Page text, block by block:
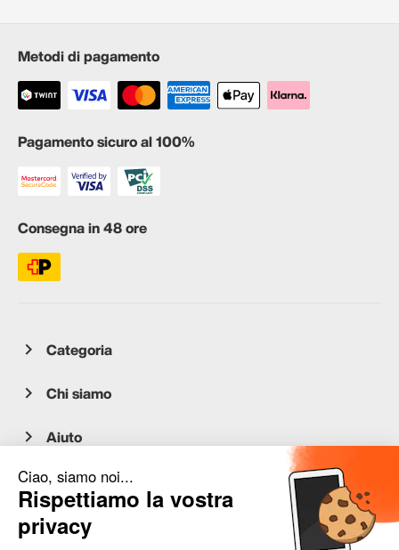
Metodi di pagamento
Pagamento sicuro al 100%
Consegna in 48 ore
Categoria
Chi siamo
Aiuto
Servizio clienti
occasion.migros.mobile@recommerce.com